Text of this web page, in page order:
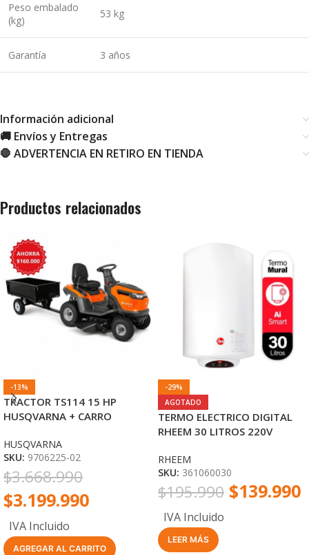
Peso embalado
(kg)
53 kg
Garantía 3 años
Información adicional
🚚 Envíos y Entregas
🛑 ADVERTENCIA EN RETIRO EN TIENDA
Productos relacionados
-13%
TRACTOR TS114 15 HP
HUSQVARNA + CARRO
HUSQVARNA
SKU: 9706225-02
$3.668.990
$3.199.990
IVA Incluido
AGREGAR AL CARRITO
-29%
AGOTADO
TERMO ELECTRICO DIGITAL
RHEEM 30 LITROS 220V
RHEEM
SKU: 361060030
$195.990 $139.990
IVA Incluido
LEER MÁS